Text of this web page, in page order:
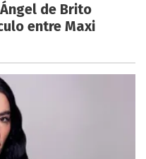
de Brito
entre Maxi